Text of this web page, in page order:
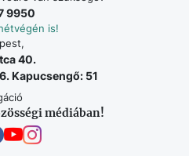
9950
is!
40.
Kapucsengő: 51
médiában!